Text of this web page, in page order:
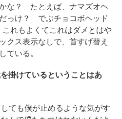
な？ たとえば、ナマズオヘ
っけ？ でぶチョコボヘッド
れもよくてこれはダメとはや
クス表示なしで、首すげ替え
ている。
掛けているということはあ
ても僕が止めるような気がす